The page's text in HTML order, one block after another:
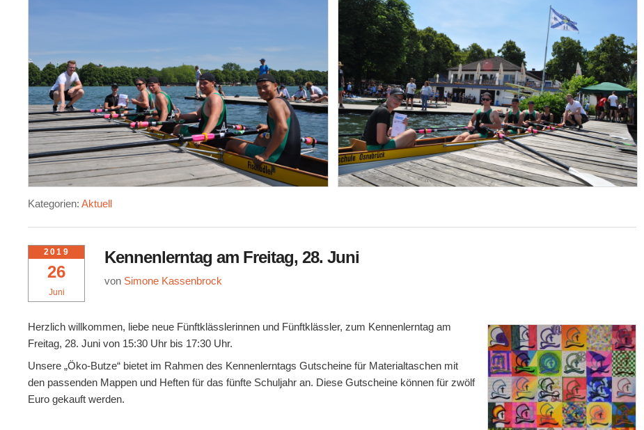
Kategorien: Aktuell
26
Juni
2019 Kennenlerntag am Freitag, 28. Juni
von Simone Kassenbrock
Herzlich willkommen, liebe neue Fünftklässlerinnen und Fünftklässler, zum Kennenlerntag am
Freitag, 28. Juni von 15:30 Uhr bis 17:30 Uhr.
Unsere „Öko-Butze“ bietet im Rahmen des Kennenlerntags Gutscheine für Materialtaschen mit
den passenden Mappen und Heften für das fünfte Schuljahr an. Diese Gutscheine können für zwölf
Euro gekauft werden.